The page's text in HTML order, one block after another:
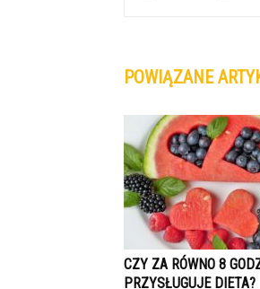
POWIĄZANE
CZY ZA RÓWNO 8
PRZYSŁUGUJE DIETA?